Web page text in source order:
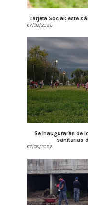
Tarjeta Social: este
07/08/2026
Se inaugurarán de
sanitarias
07/08/2026